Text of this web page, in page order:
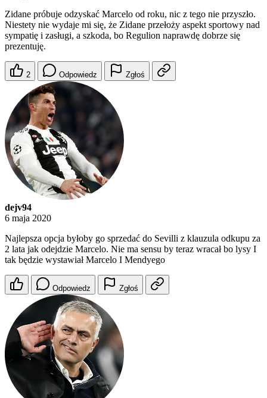
Zidane próbuje odzyskać Marcelo od roku, nic z tego nie przyszło.
Niestety nie wydaje mi się, że Zidane przełoży aspekt sportowy nad
sympatię i zasługi, a szkoda, bo Regulion naprawdę dobrze się
prezentuję.
2 Odpowiedz Zgłoś
dejv94
6 maja 2020
Najlepsza opcja byłoby go sprzedać do Sevilli z klauzula odkupu za
2 lata jak odejdzie Marcelo. Nie ma sensu by teraz wracał bo lysy I
tak będzie wystawiał Marcelo I Mendyego
Odpowiedz Zgłoś